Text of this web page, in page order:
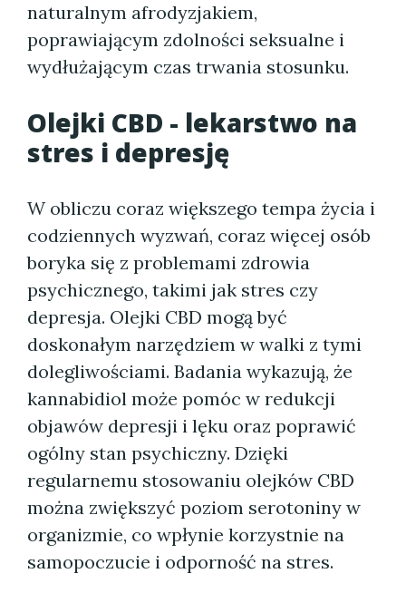
naturalnym afrodyzjakiem,
poprawiającym zdolności seksualne i
wydłużającym czas trwania stosunku.
Olejki CBD - lekarstwo na
stres i depresję
W obliczu coraz większego tempa życia i
codziennych wyzwań, coraz więcej osób
boryka się z problemami zdrowia
psychicznego, takimi jak stres czy
depresja. Olejki CBD mogą być
doskonałym narzędziem w walki z tymi
dolegliwościami. Badania wykazują, że
kannabidiol może pomóc w redukcji
objawów depresji i lęku oraz poprawić
ogólny stan psychiczny. Dzięki
regularnemu stosowaniu olejków CBD
można zwiększyć poziom serotoniny w
organizmie, co wpłynie korzystnie na
samopoczucie i odporność na stres.